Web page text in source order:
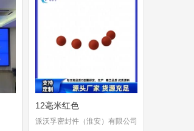
12毫米红色
派沃孚密封件（淮安）有限公司